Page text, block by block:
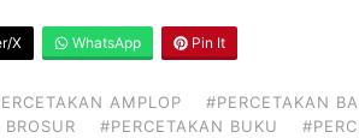
X WhatsApp Pin It
AMPLOP #PERCETAKAN
#PERCETAKAN BUKU